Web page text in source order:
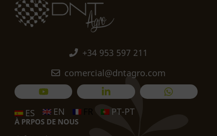
+34 953 597 211
comercial@dntagro.com
ES EN PT-PT
À PRPOS DE NOUS